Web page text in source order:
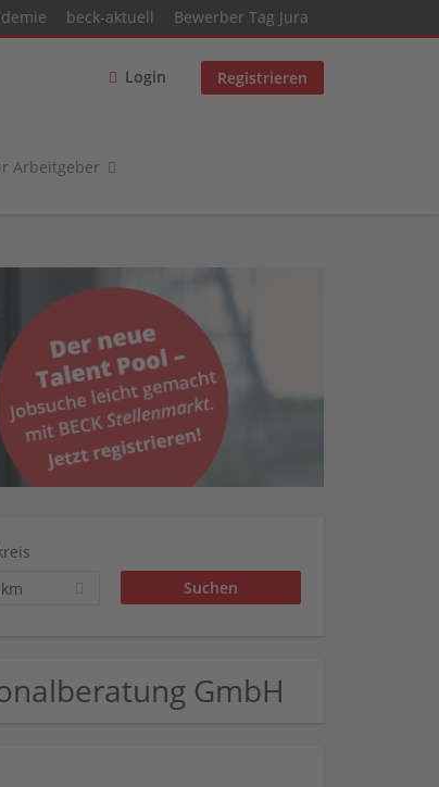
beck-aktuell Bewerber Tag Jura
Login Registrieren
Arbeitgeber
GmbH